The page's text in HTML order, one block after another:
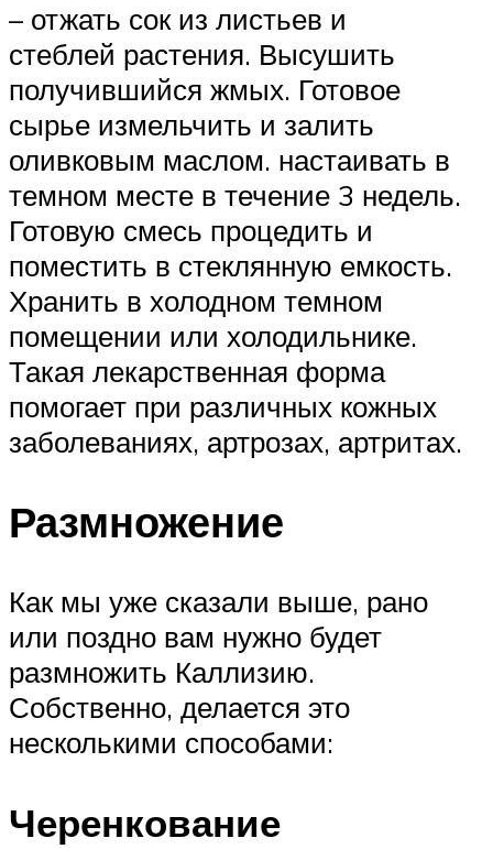
– отжать сок из листьев и
стеблей растения. Высушить
получившийся жмых. Готовое
сырье измельчить и залить
оливковым маслом. настаивать в
темном месте в течение 3 недель.
Готовую смесь процедить и
поместить в стеклянную емкость.
Хранить в холодном темном
помещении или холодильнике.
Такая лекарственная форма
помогает при различных кожных
заболеваниях, артрозах, артритах.
Размножение
Как мы уже сказали выше, рано
или поздно вам нужно будет
размножить Каллизию.
Собственно, делается это
несколькими способами:
Черенкование